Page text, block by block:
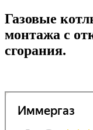
Газовые
монтажа с
сгорания.